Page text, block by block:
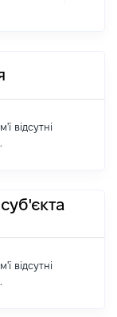
відсутні
відсутні